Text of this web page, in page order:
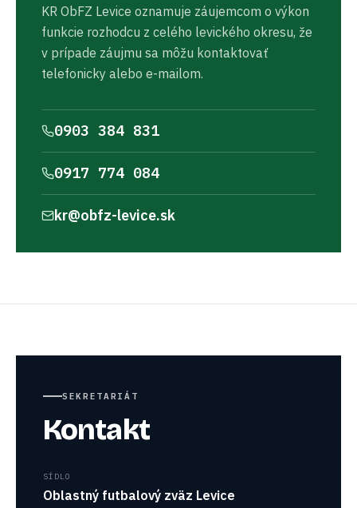
KR ObFZ Levice oznamuje záujemcom o výkon
funkcie rozhodcu z celého levického okresu, že
v prípade záujmu sa môžu kontaktovať
telefonicky alebo e-mailom.
0903 384 831
0917 774 084
kr@obfz-levice.sk
SEKRETARIÁT
Kontakt
SÍDLO
Oblastný futbalový zväz Levice